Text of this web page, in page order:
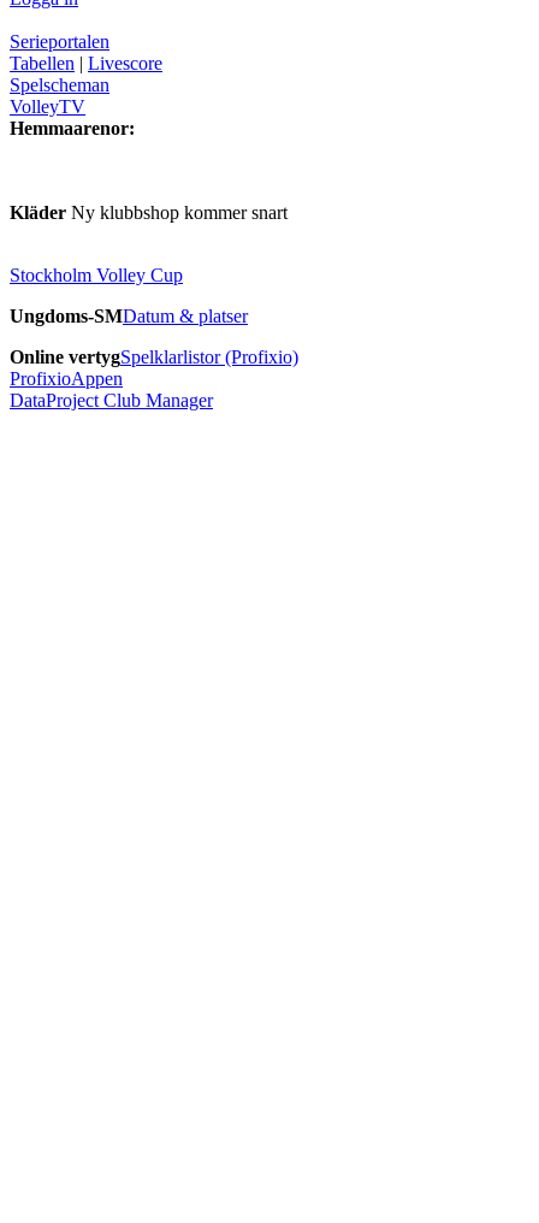
Serieportalen
Tabellen | Livescore
Spelscheman
VolleyTV
Hemmaarenor:
Kläder Ny klubbshop kommer snart
Stockholm Volley Cup
Ungdoms-SMDatum & platser
Online vertygSpelklarlistor (Profixio)
ProfixioAppen
DataProject Club Manager